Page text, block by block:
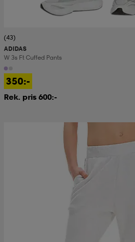
(43)
ADIDAS
W 3s Ft Cuffed Pants
350:-
Rek. pris 600:-